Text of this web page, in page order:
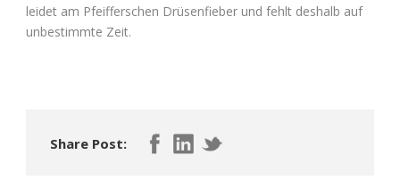
leidet am Pfeifferschen Drüsenfieber und fehlt deshalb auf
unbestimmte Zeit.
Share Post: